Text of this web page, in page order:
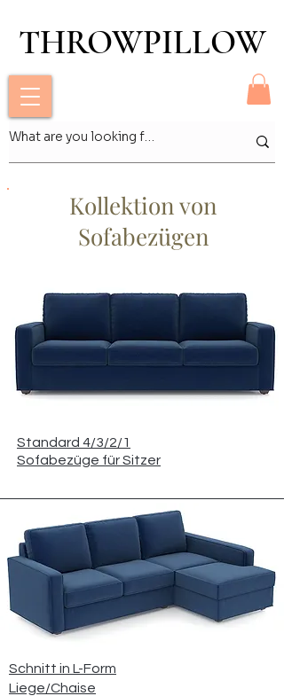
THROWPILLOW
THROWPILLOW
Kollektion von
Sofabezügen
Standard 4/3/2/1
Sofabezüge für Sitzer
Schnitt in L-Form
Liege/Chaise